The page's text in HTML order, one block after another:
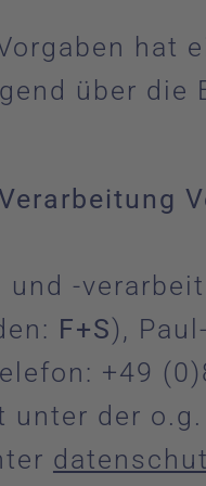
hat
über die
-
F+S),
+49
der